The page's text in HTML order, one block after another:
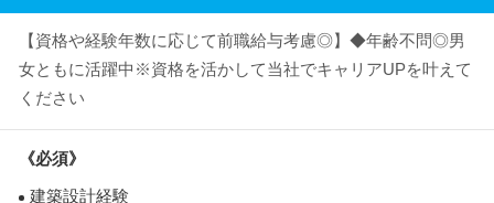
【資格や経験年数に応じて前職給与考慮◎】◆年齢不問◎男
女ともに活躍中※資格を活かして当社でキャリアUPを叶えて
ください
《必須》
建築設計経験